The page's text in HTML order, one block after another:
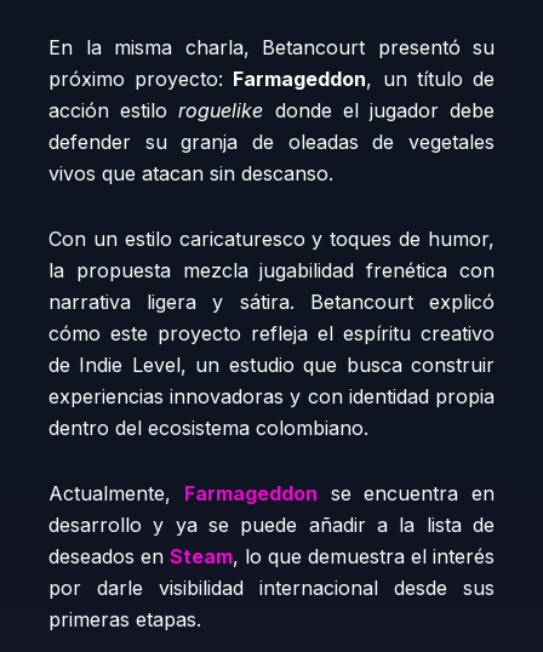
En la misma charla, Betancourt presentó su
próximo proyecto: Farmageddon, un título de
acción estiloroguelike donde el jugador debe
defender su granja de oleadas de vegetales
vivos que atacan sin descanso.
Con un estilo caricaturesco y toques de humor,
la propuesta mezcla jugabilidad frenética con
narrativa ligera y sátira. Betancourt explicó
cómo este proyecto refleja el espíritu creativo
de Indie Level, un estudio que busca construir
experiencias innovadoras y con identidad propia
dentro del ecosistema colombiano.
Actualmente, Farmageddon se encuentra en
desarrollo y ya se puede añadir a la lista de
deseados en Steam, lo que demuestra el interés
por darle visibilidad internacional desde sus
primeras etapas.